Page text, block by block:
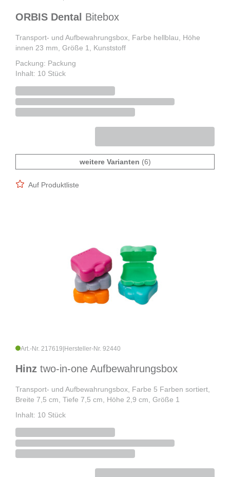
ORBIS Dental Bitebox
Transport- und Aufbewahrungsbox, Farbe hellblau, Höhe
innen 23 mm, Größe 1, Kunststoff
Packung: Packung
Inhalt: 10 Stück
weitere Varianten (6)
Auf Produktliste
Art.-Nr. 217619 Hersteller-Nr. 92440
Hinz two-in-one Aufbewahrungsbox
Transport- und Aufbewahrungsbox, Farbe 5 Farben sortiert,
Breite 7,5 cm, Tiefe 7,5 cm, Höhe 2,9 cm, Größe 1
Inhalt: 10 Stück